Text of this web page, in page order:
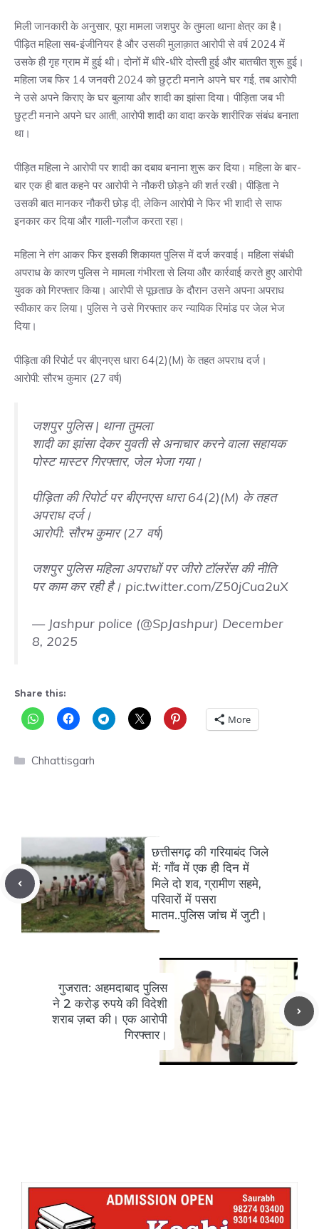
मिली जानकारी के अनुसार, पूरा मामला जशपुर के तुमला थाना क्षेत्र का है।
पीड़ित महिला सब-इंजीनियर है और उसकी मुलाक़ात आरोपी से वर्ष 2024 में
उसके ही गृह ग्राम में हुई थी। दोनों में धीरे-धीरे दोस्ती हुई और बातचीत शुरू हुई।
महिला जब फिर 14 जनवरी 2024 को छुट्टी मनाने अपने घर गई, तब आरोपी
ने उसे अपने किराए के घर बुलाया और शादी का झांसा दिया। पीड़िता जब भी
छुट्टी मनाने अपने घर आती, आरोपी शादी का वादा करके शारीरिक संबंध बनाता
था।
पीड़ित महिला ने आरोपी पर शादी का दबाव बनाना शुरू कर दिया। महिला के बार-
बार एक ही बात कहने पर आरोपी ने नौकरी छोड़ने की शर्त रखी। पीड़िता ने
उसकी बात मानकर नौकरी छोड़ दी, लेकिन आरोपी ने फिर भी शादी से साफ
इनकार कर दिया और गाली-गलौज करता रहा।
महिला ने तंग आकर फिर इसकी शिकायत पुलिस में दर्ज करवाई। महिला संबंधी
अपराध के कारण पुलिस ने मामला गंभीरता से लिया और कार्रवाई करते हुए आरोपी
युवक को गिरफ्तार किया। आरोपी से पूछताछ के दौरान उसने अपना अपराध
स्वीकार कर लिया। पुलिस ने उसे गिरफ्तार कर न्यायिक रिमांड पर जेल भेज
दिया।
पीड़िता की रिपोर्ट पर बीएनएस धारा 64(2)(M) के तहत अपराध दर्ज।
आरोपी: सौरभ कुमार (27 वर्ष)
जशपुर पुलिस | थाना तुमला
शादी का झांसा देकर युवती से अनाचार करने वाला सहायक
पोस्ट मास्टर गिरफ्तार, जेल भेजा गया।
पीड़िता की रिपोर्ट पर बीएनएस धारा 64(2)(M) के तहत
अपराध दर्ज।
आरोपी: सौरभ कुमार (27 वर्ष)
जशपुर पुलिस महिला अपराधों पर जीरो टॉलरेंस की नीति
पर काम कर रही है। pic.twitter.com/Z50jCua2uX
— Jashpur police (@SpJashpur) December
8, 2025
Share this:
More
Categories
Chhattisgarh
छत्तीसगढ़ की गरियाबंद जिले
में: गाँव में एक ही दिन में
मिले दो शव, ग्रामीण सहमे,
परिवारों में पसरा
मातम..पुलिस जांच में जुटी।
गुजरात: अहमदाबाद पुलिस
ने 2 करोड़ रुपये की विदेशी
शराब ज़ब्त की। एक आरोपी
गिरफ्तार।